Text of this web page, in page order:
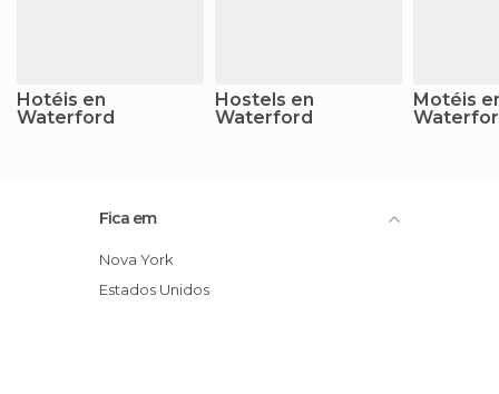
Hotéis en
Waterford
Hostels en
Waterford
Motéis
Fica em
Nova York
Estados Unidos